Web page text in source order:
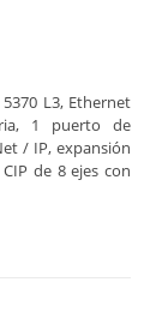
L3, Ethernet
1 puerto de
/ IP, expansión
de 8 ejes con